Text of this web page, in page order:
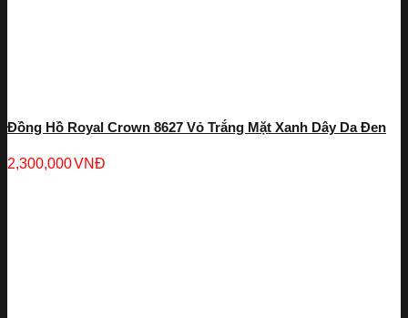
Đồng Hồ Royal Crown 8627 Vỏ Trắng Mặt Xanh Dây Da Đen
2,300,000VNĐ